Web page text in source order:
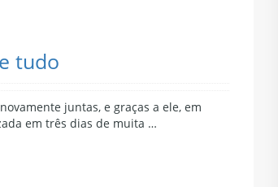
tudo
juntas, e graças a ele, em
em três dias de muita …